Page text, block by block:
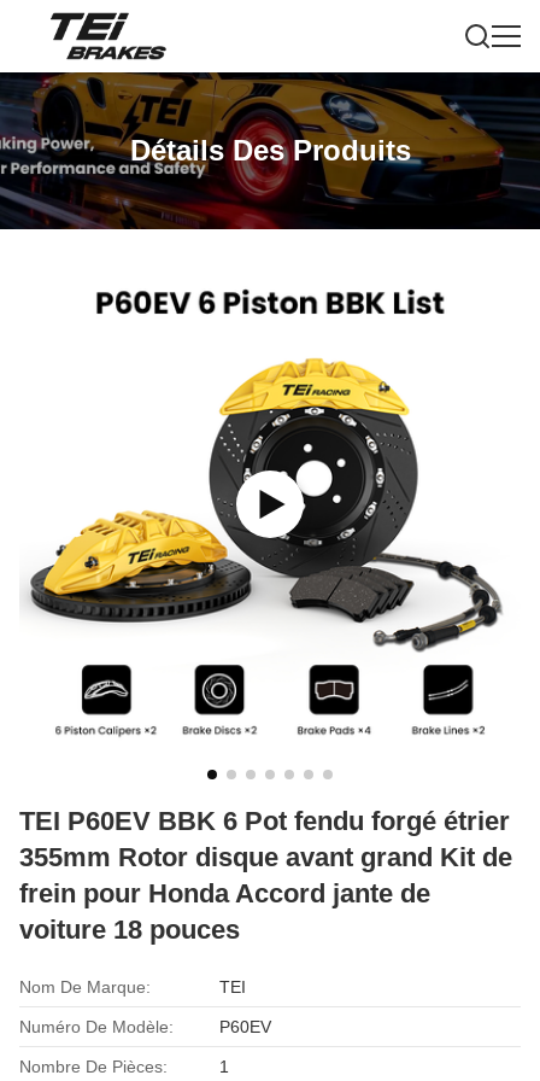
Détails Des Produits
TEI P60EV BBK 6 Pot fendu forgé étrier
355mm Rotor disque avant grand Kit de
frein pour Honda Accord jante de
voiture 18 pouces
Nom De Marque: TEI
Numéro De Modèle: P60EV
Nombre De Pièces: 1